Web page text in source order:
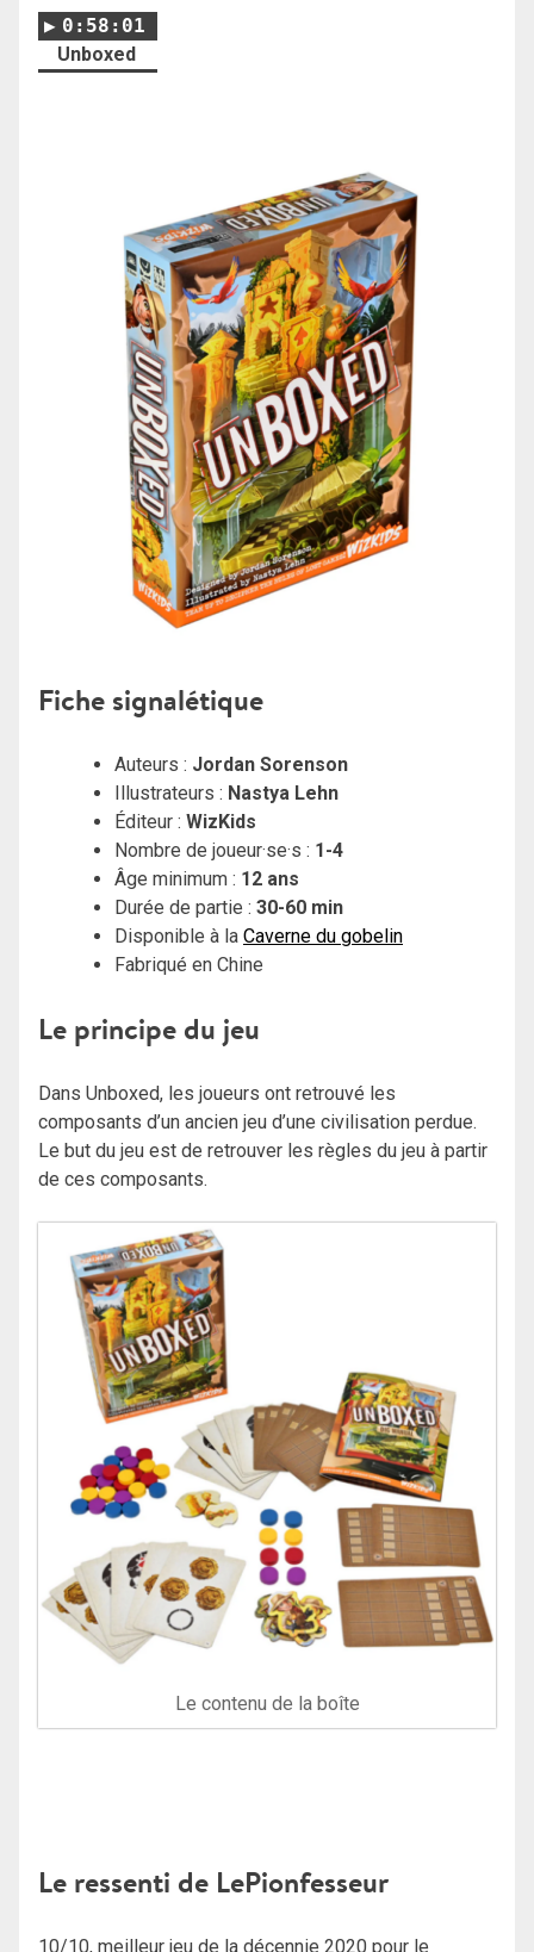
0:58:01
Unboxed
Fiche signalétique
Auteurs : Jordan Sorenson
Illustrateurs : Nastya Lehn
Éditeur : WizKids
Nombre de joueur·se·s : 1-4
Âge minimum : 12 ans
Durée de partie : 30-60 min
Disponible à la Caverne du gobelin
Fabriqué en Chine
Le principe du jeu
Dans Unboxed, les joueurs ont retrouvé les
composants d’un ancien jeu d’une civilisation perdue.
Le but du jeu est de retrouver les règles du jeu à partir
de ces composants.
Le contenu de la boîte
Le ressenti de LePionfesseur
10/10, meilleur jeu de la décennie 2020 pour le